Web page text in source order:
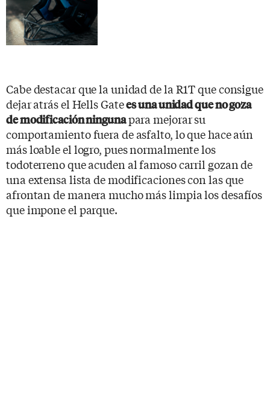
Cabe destacar que la unidad de la R1T que consigue
dejar atrás el Hells Gatees una unidad que no goza
de modificación ningunapara mejorar su
comportamiento fuera de asfalto, lo que hace aún
más loable el logro, pues normalmente los
todoterreno que acuden al famoso carril gozan de
una extensa lista de modificaciones con las que
afrontan de manera mucho más limpia los desafíos
que impone el parque.